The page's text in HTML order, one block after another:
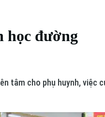
Tuyển sinh Làng nghề
học đường
tâm cho phụ huynh, việc